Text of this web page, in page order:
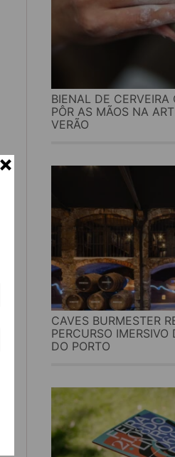
BIENAL DE
PÔR AS MÃOS NA
VERÃO
CAVES BURMESTER
PERCURSO
DO PORTO